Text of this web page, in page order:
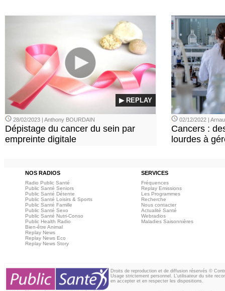
▶ REPLAY
28/02/2023 | Anthony BOURDAIN
Dépistage du cancer du sein par
empreinte digitale
02/12/2022 |
Cancers :
lourdes à
NOS RADIOS SERVICES
Radio Public Santé
Public Santé Seniors
Public Santé Détente
Public Santé Loisirs & Sports
Public Santé Famille
Public Santé Sexo
Public Santé Nutri-Conso
Public Health Radio
Bien-être Animal
Replay News
Replay News Eco
Replay News Story
Fréquences
Replay Emissions
Les Programmes
Recherche
Nous contacter
Actualité Santé
Webradios
Maladies Saisonnières
Droits de reproduction et de diffusion réservés ©
Usage strictement personnel. L'utilisateur du site
en accepter et en respecter les dispositions.